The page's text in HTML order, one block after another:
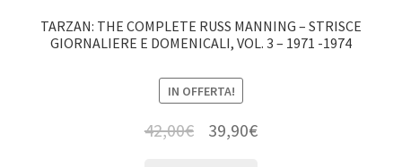
TARZAN: THE COMPLETE RUSS MANNING – STRISCE
GIORNALIERE E DOMENICALI, VOL. 3 – 1971 -1974
IN OFFERTA!
42,00€ 39,90€